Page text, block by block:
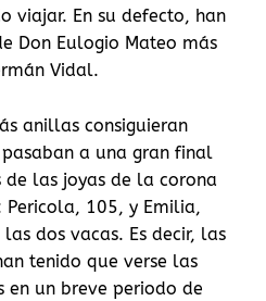
viajar. En su defecto, han
Don Eulogio Mateo más
Vidal.
anillas consiguieran
a una gran final
las joyas de la corona
Pericola, 105, y Emilia,
dos vacas. Es decir, las
tenido que verse las
en un breve periodo de